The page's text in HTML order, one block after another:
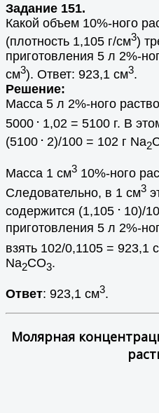
Задание 151.
Какой объем 10%-ного
(плотность 1,105 г/см3)
приготовления 5 л 2%-
см3). Ответ: 923,1 см3.
Решение:
Масса 5 л 2%-ного
5000 . 1,02 = 5100 г. В
(5100 . 2)/100 = 102 г Na2
Масса 1 см3 10%-ного
Следовательно, в 1 см3
содержится (1,105 . 10)/
приготовления 5 л 2%-
взять 102/0,1105 = 923,1
Na2CO3.
Ответ: 923,1 см3.
Молярная